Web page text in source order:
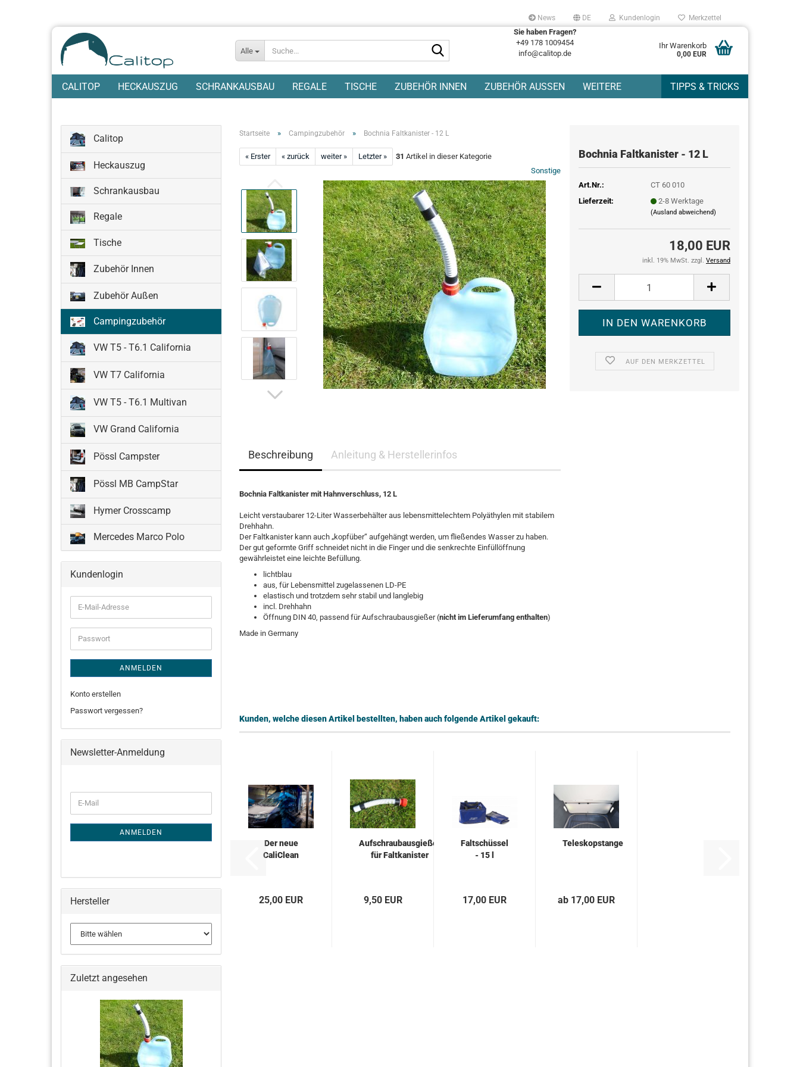
News DE Kundenlogin Merkzettel
Alle
Sie haben Fragen?
+49 178 1009454
info@calitop.de
Ihr Warenkorb
0,00 EUR
CALITOP HECKAUSZUG SCHRANKAUSBAU REGALE TISCHE ZUBEHÖR INNEN ZUBEHÖR AUSSEN TIPPS & TRICKS
WEITERE
Startseite » Campingzubehör » Bochnia Faltkanister - 12 L
« Erster « zurück weiter » Letzter » 31 Artikel in dieser Kategorie
Sonstige
Bochnia Faltkanister - 12 L
Art.Nr.:
CT 60 010
Lieferzeit:
2-8 Werktage
(Ausland abweichend)
18,00 EUR
inkl. 19% MwSt. zzgl. Versand
AUF DEN MERKZETTEL
Beschreibung Anleitung & Herstellerinfos
Bochnia Faltkanister mit Hahnverschluss, 12 L
Leicht verstaubarer 12-Liter Wasserbehälter aus lebensmittelechtem Polyäthylen mit stabilem
Drehhahn.
Der Faltkanister kann auch „kopfüber“ aufgehängt werden, um fließendes Wasser zu haben.
Der gut geformte Griff schneidet nicht in die Finger und die senkrechte Einfüllöffnung
gewährleistet eine leichte Befüllung.
lichtblau
aus, für Lebensmittel zugelassenen LD-PE
elastisch und trotzdem sehr stabil und langlebig
incl. Drehhahn
Öffnung DIN 40, passend für Aufschraubausgießer (nicht im Lieferumfang enthalten)
Made in Germany
Kunden, welche diesen Artikel bestellten, haben auch folgende Artikel gekauft:
Der neue
CaliClean
25,00 EUR
Aufschraubausgießer
für Faltkanister
9,50 EUR
Faltschüssel
- 15 l
17,00 EUR
Teleskopstange
ab 17,00 EUR
Calitop
Heckauszug
Schrankausbau
Regale
Tische
Zubehör Innen
Zubehör Außen
Campingzubehör
VW T5 - T6.1 California
VW T7 California
VW T5 - T6.1 Multivan
VW Grand California
Pössl Campster
Pössl MB CampStar
Hymer Crosscamp
Mercedes Marco Polo
Kundenlogin
E-
Mail-
Adresse
Passwort
ANMELDEN
Konto erstellen
Passwort vergessen?
Newsletter-Anmeldung
ZUR
NEWSLETTER-
E-
Mail
ANMELDEN
Hersteller
Zuletzt angesehen